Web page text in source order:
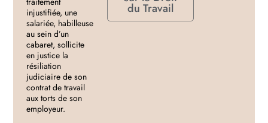
injustifiée, une
salariée, habilleuse
au sein d’un
cabaret, sollicite
en justice la
résiliation
judiciaire de son
contrat de travail
aux torts de son
employeur.
du Travail